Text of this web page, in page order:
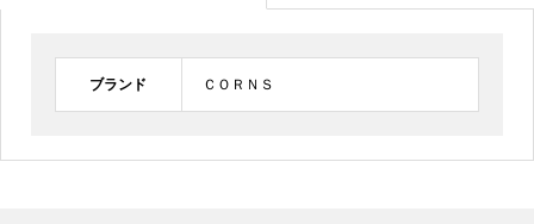
ブランド ＣＯＲＮＳ